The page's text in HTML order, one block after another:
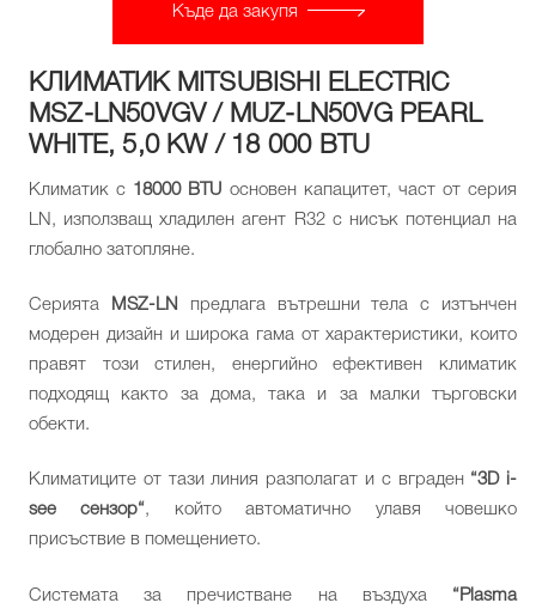
Къде да закупя
КЛИМАТИК MITSUBISHI ELECTRIC
MSZ-LN50VGV / MUZ-LN50VG PEARL
WHITE, 5,0 KW / 18 000 BTU
Климатик с 18000 BTU основен капацитет, част от серия
LN, използващ хладилен агент R32 с нисък потенциал на
глобално затопляне.
Серията MSZ-LN
предлага вътрешни тела с изтънчен
модерен дизайн и широка гама от характеристики, които
правят този стилен, енергийно ефективен климатик
подходящ както за дома, така и за малки търговски
обекти.
Климатиците от тази линия разполагат и с вграден “3D i-
see сензор“, който автоматично улавя човешко
присъствие в помещението.
Системата за пречистване на въздуха “Plasma